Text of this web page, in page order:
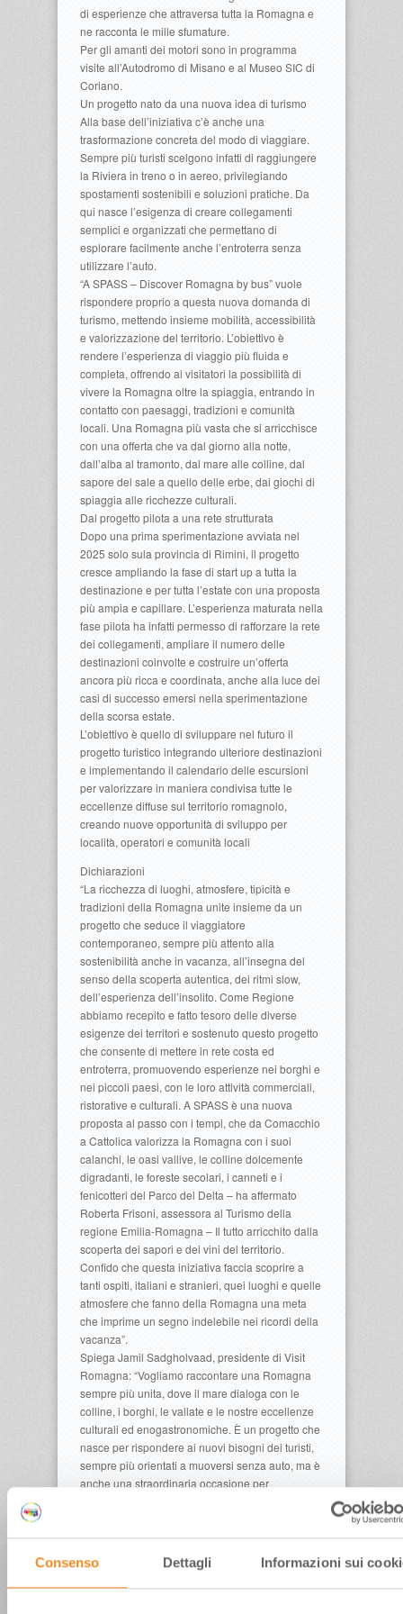
Consenso Dettagli Informazioni sui
di esperienze che attraversa tutta la Romagna e
ne racconta le mille sfumature.
Per gli amanti dei motori sono in programma
visite all’Autodromo di Misano e al Museo SIC di
Coriano.
Un progetto nato da una nuova idea di turismo
Alla base dell’iniziativa c’è anche una
trasformazione concreta del modo di viaggiare.
Sempre più turisti scelgono infatti di raggiungere
la Riviera in treno o in aereo, privilegiando
spostamenti sostenibili e soluzioni pratiche. Da
qui nasce l’esigenza di creare collegamenti
semplici e organizzati che permettano di
esplorare facilmente anche l’entroterra senza
utilizzare l’auto.
“A SPASS – Discover Romagna by bus” vuole
rispondere proprio a questa nuova domanda di
turismo, mettendo insieme mobilità, accessibilità
e valorizzazione del territorio. L’obiettivo è
rendere l’esperienza di viaggio più fluida e
completa, offrendo ai visitatori la possibilità di
vivere la Romagna oltre la spiaggia, entrando in
contatto con paesaggi, tradizioni e comunità
locali. Una Romagna più vasta che si arricchisce
con una offerta che va dal giorno alla notte,
dall’alba al tramonto, dal mare alle colline, dal
sapore del sale a quello delle erbe, dai giochi di
spiaggia alle ricchezze culturali.
Dal progetto pilota a una rete strutturata
Dopo una prima sperimentazione avviata nel
2025 solo sula provincia di Rimini, il progetto
cresce ampliando la fase di start up a tutta la
destinazione e per tutta l’estate con una proposta
più ampia e capillare. L’esperienza maturata nella
fase pilota ha infatti permesso di rafforzare la rete
dei collegamenti, ampliare il numero delle
destinazioni coinvolte e costruire un’offerta
ancora più ricca e coordinata, anche alla luce dei
casi di successo emersi nella sperimentazione
della scorsa estate.
L’obiettivo è quello di sviluppare nel futuro il
progetto turistico integrando ulteriore destinazioni
e implementando il calendario delle escursioni
per valorizzare in maniera condivisa tutte le
eccellenze diffuse sul territorio romagnolo,
creando nuove opportunità di sviluppo per
località, operatori e comunità locali
Dichiarazioni
“La ricchezza di luoghi, atmosfere, tipicità e
tradizioni della Romagna unite insieme da un
progetto che seduce il viaggiatore
contemporaneo, sempre più attento alla
sostenibilità anche in vacanza, all’insegna del
senso della scoperta autentica, dei ritmi slow,
dell’esperienza dell’insolito. Come Regione
abbiamo recepito e fatto tesoro delle diverse
esigenze dei territori e sostenuto questo progetto
che consente di mettere in rete costa ed
entroterra, promuovendo esperienze nei borghi e
nei piccoli paesi, con le loro attività commerciali,
ristorative e culturali. A SPASS è una nuova
proposta al passo con i tempi, che da Comacchio
a Cattolica valorizza la Romagna con i suoi
calanchi, le oasi vallive, le colline dolcemente
digradanti, le foreste secolari, i canneti e i
fenicotteri del Parco del Delta – ha affermato
Roberta Frisoni, assessora al Turismo della
regione Emilia-Romagna – Il tutto arricchito dalla
scoperta dei sapori e dei vini del territorio.
Confido che questa iniziativa faccia scoprire a
tanti ospiti, italiani e stranieri, quei luoghi e quelle
atmosfere che fanno della Romagna una meta
che imprime un segno indelebile nei ricordi della
vacanza”.
Spiega Jamil Sadgholvaad, presidente di Visit
Romagna: “Vogliamo raccontare una Romagna
sempre più unita, dove il mare dialoga con le
colline, i borghi, le vallate e le nostre eccellenze
culturali ed enogastronomiche. È un progetto che
nasce per rispondere ai nuovi bisogni dei turisti,
sempre più orientati a muoversi senza auto, ma è
anche una straordinaria occasione per
tante cose: oltre alla spiaggia e al divertimento,
c’è un mosaico di esperienze, tradizioni,
paesaggi e comunità che meritano di essere
vissuti con lentezza e curiosità. Attraverso questa